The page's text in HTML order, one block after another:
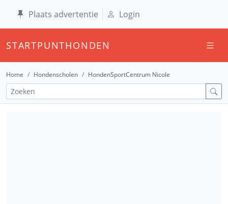
Plaats advertentie Login
STARTPUNTHONDEN
Home Hondenscholen HondenSportCentrum Nicole